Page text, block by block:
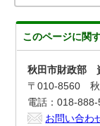
このページに関
秋田市財政部
〒010-8560
電話：018-
お問い合わ